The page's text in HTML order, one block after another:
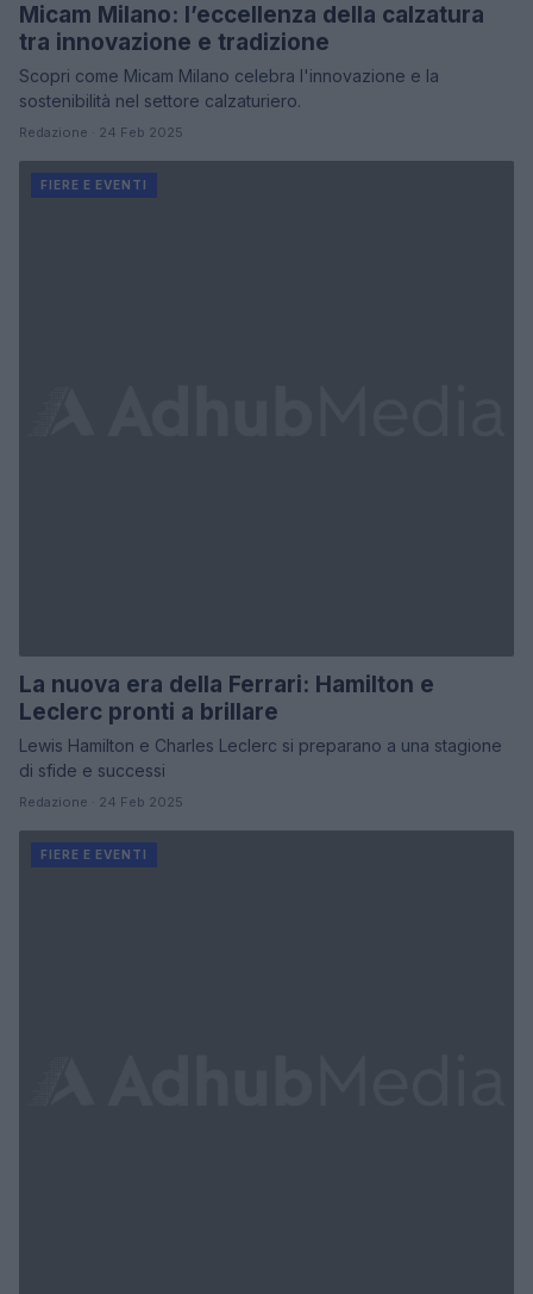
Micam Milano: l’eccellenza della calzatura
tra innovazione e tradizione
Scopri come Micam Milano celebra l'innovazione e la
sostenibilità nel settore calzaturiero.
Redazione · 24 Feb 2025
FIERE E EVENTI
La nuova era della Ferrari: Hamilton e
Leclerc pronti a brillare
Lewis Hamilton e Charles Leclerc si preparano a una stagione
di sfide e successi
Redazione · 24 Feb 2025
FIERE E EVENTI